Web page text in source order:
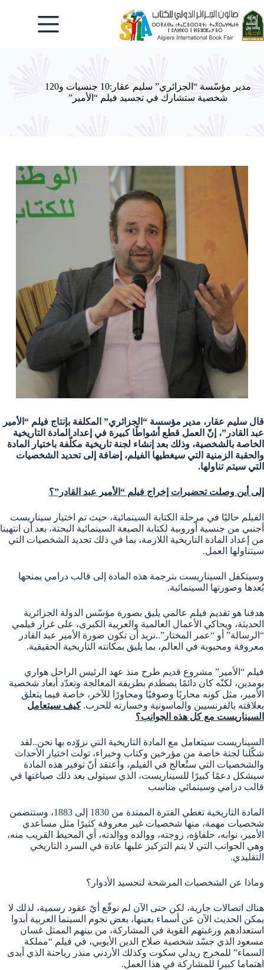
إلى
المحتوى
مدير مؤسّسة “الجزائري” سليم عقار:10 جنسيات و120
شخصية ستشارك في تجسيد فيلم “الأمير”
قال سليم عقار، مدير مؤسسة “الجزائري” المكلفة بإنتاج فيلم “الأمير
عبد القادر”، إنّ العمل قطع أشواطًا كبيرة في إعداد المادة التاريخية
الخاصة بالشخصية، وذلك بعد إنشاء لجنة تاريخية مكلّفة باختيار المادة
والحقبة الزمنية التي سيغطيها الفيلم، إضافة إلى تحديد الشخصيات
التي سيتم تناولها.
إلى أين وصلت تحضيرات إخراج فيلم “الأمير عبد القادر”؟
الفيلم حاليًا في مرحلة الكتابة السينمائية، حيث تم اختيار سيناريست
أجنبي من جنسية أوروبية لكتابة الصيغة السينمائية البحتة، بعد أن انتهينا
من إعداد المادة التاريخية اللازمة، بما في ذلك تحديد الشخصيات التي
سيتناولها العمل.
وسيتكفل السيناريست بترجمة هذه المادة إلى قالب درامي يمنحها
بُعدها وصورتها السينمائية.
هدفنا هو تقديم فيلم عالمي يليق بصورة مؤسّس الدولة الجزائرية
الحديثة، ويحاكي الأعمال العالمية والعربية الكبرى، على غرار فيلمي
“الرسالة” أو “عمر المختار”..نريد أن تكون صورة الأمير عبد القادر
معروفة ومحبوبة في العالم، بما يليق بمكانته التاريخية الحقيقية.
فيلم “الأمير” مشروع قديم طرح منذ عهد الرئيس الراحل هواري
بومدين، لكنّه كان دائمًا يصطدم بطريقة المعالجة وتعدّد أبعاد شخصية
الأمير، مثل كونه محاربًا وصوفيًا ومحاورًا للآخر، خاصة فيما يتعلق
بعلاقته بالفرنسيين والماسونية وخسارته للحرب.كيف سيتعامل
السيناريست مع كل هذه الجوانب؟
السيناريست سيتعامل مع المادة التاريخية التي نزوّده بها نحن..لقد
شكّلنا لجنة خاصة من مؤرخين وكتاب وخبراء، تولت اختيار الأحداث
والشخصيات التي ستُعالج في الفيلم، وأعتقد أنّ توفير هذه المادة
سيشكل دعمًا كبيرًا للسيناريست، الذي سيتولى بعد ذلك صياغتها في
قالب درامي وسينمائي مناسب
المادة التاريخية تغطي الفترة الممتدة من 1830 إلى 1883، وستتضمن
شخصيات مهمة، منها شخصيات غير معروفة كثيرًا مثل مساعدي
الأمير، نوابه، حلفاؤه، زوجته، ووالده ووالدته، أي المحيط القريب منه،
وهي الجوانب التي لا يتم التركيز عليها عادة في السرد التاريخي
التقليدي.
وماذا عن الشخصيات المرشحة لتجسيد الأدوار؟
هناك اتصالات جارية، لكن حتى الآن لم نوقّع أيّ عقود رسمية، لذلك لا
يمكن الحديث الآن عن أسماء بعينها، بعض نجوم السينما العربية أبدوا
استعدادهم ورغبتهم القوية في المشاركة، من بينهم الممثل غسان
مسعود الذي جسّد شخصية صلاح الدين الأيوبي، في فيلم “مملكة
السماء” للمخرج ريدلي سكوت وكذلك الأردني منذر رياحنة الذي أبدى
اهتماما كبيرا للمشاركة في هذا العمل.